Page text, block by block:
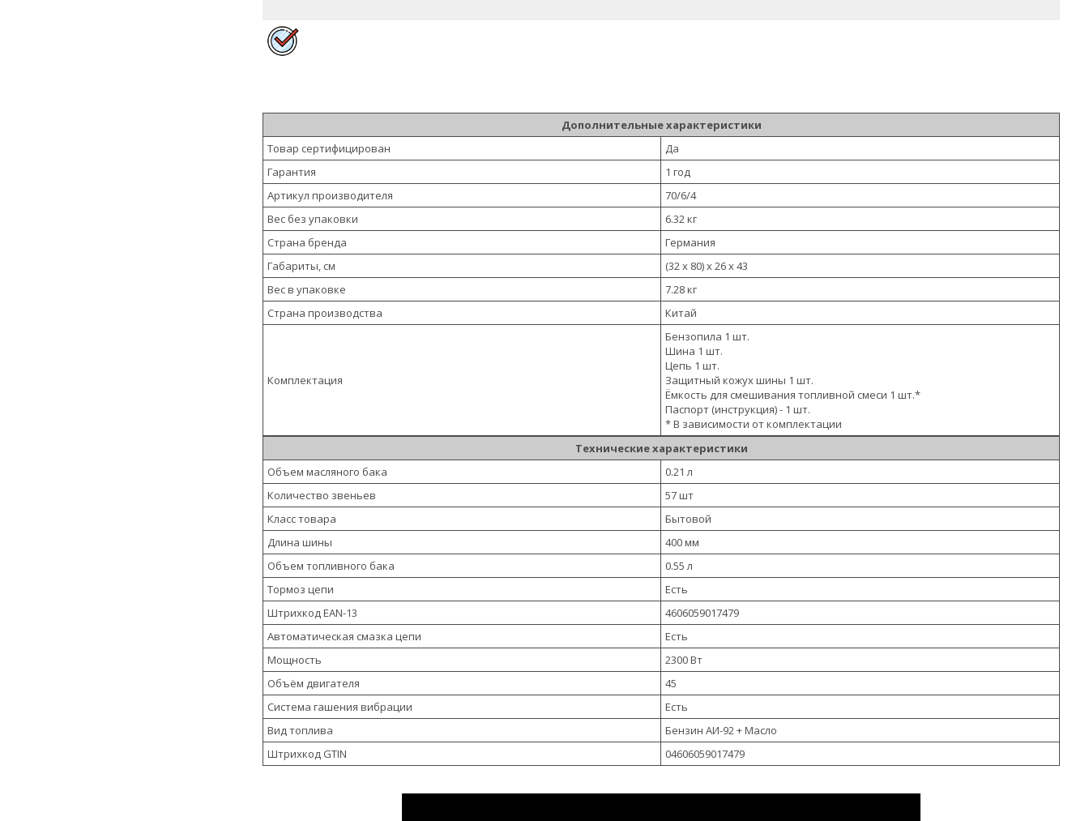
Дополнительные характеристики
Товар сертифицирован
Да
Гарантия
1 год
Артикул производителя
70/6/4
Вес без упаковки
6.32 кг
Страна бренда
Германия
Габариты, см
(32 х 80) х 26 х 43
Вес в упаковке
7.28 кг
Страна производства
Китай
Комплектация
Бензопила 1 шт.
Шина 1 шт.
Цепь 1 шт.
Защитный кожух шины 1 шт.
Ёмкость для смешивания топливной смеси 1 шт.*
Паспорт (инструкция) - 1 шт.
* В зависимости от комплектации
Технические характеристики
Объем масляного бака
0.21 л
Количество звеньев
57 шт
Класс товара
Бытовой
Длина шины
400 мм
Объем топливного бака
0.55 л
Тормоз цепи
Есть
Штрихкод EAN-13
4606059017479
Автоматическая смазка цепи
Есть
Мощность
2300 Вт
Объём двигателя
45
Система гашения вибрации
Есть
Вид топлива
Бензин АИ-92 + Масло
Штрихкод GTIN
04606059017479